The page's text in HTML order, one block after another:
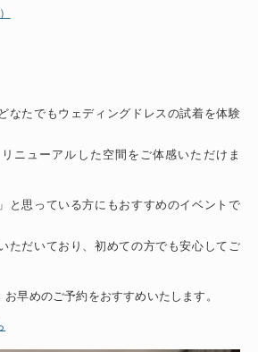
なたでもウェディングドレスの試着を体験
ニューアルした空間をご体感いただけま
と思っている方にもおすすめのイベントで
ただいており、初めての方でも安心してご
早めのご予約をおすすめいたします。